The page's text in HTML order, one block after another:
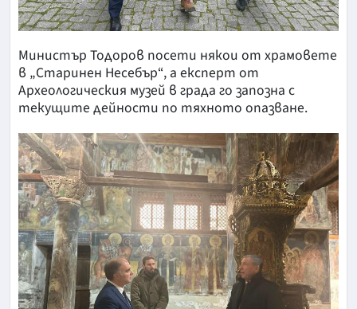
Министър Тодоров посети някои от храмовете
в „Старинен Несебър“, а експерт от
Археологическия музей в града го запозна с
текущите дейности по тяхното опазване.